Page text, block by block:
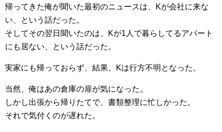
帰ってきた俺が聞いた最初のニュースは、Kが会社に来な
い、という話だった。
そしてその翌日聞いたのは、Kが1人で暮らしてるアパート
にも居ない、という話だった。
実家にも帰っておらず、結果、Kは行方不明となった。
当然、俺はあの倉庫の扉が気になった。
しかし出張から帰りたてで、書類整理に忙しかった。
それで気付くのが遅れた。